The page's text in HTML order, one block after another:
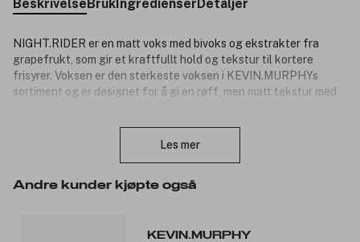
BeskrivelseBrukIngredienserDetaljer
NIGHT.RIDER er en matt voks med bivoks og ekstrakter fra
grapefrukt, som gir et kraftfullt hold og tekstur til kortere
frisyrer. Voksen er den sterkeste voksen i KEVIN.MURPHYs
sortiment og er designet for å gi en røff, men matt tekstur med
en deilig frisk og fruktig duft. Cruelty-free.
3012659
Les mer
Andre kunder kjøpte også
KEVIN.MURPHY